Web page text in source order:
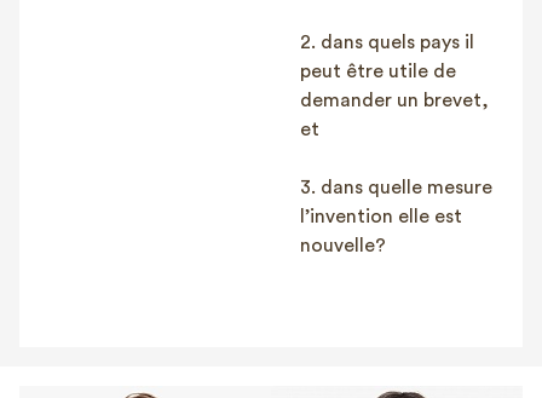
2. dans quels pays il
peut être utile de
demander un brevet,
et
3. dans quelle mesure
l’invention elle est
nouvelle?